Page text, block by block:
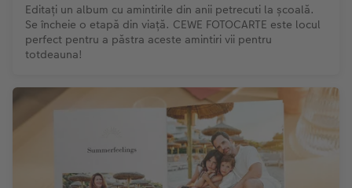
Editați un album cu amintirile din anii petrecuti la școală.
Se încheie o etapă din viață. CEWE FOTOCARTE este locul
perfect pentru a păstra aceste amintiri vii pentru
totdeauna!